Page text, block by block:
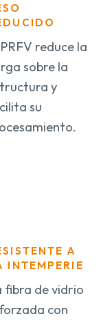
reduce la
sobre la
y
su
A
INTEMPERIE
fibra de vidrio
con